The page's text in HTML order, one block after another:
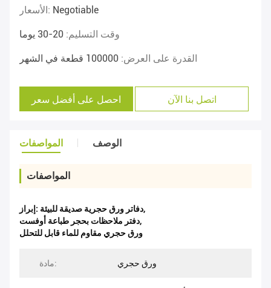
الأسعار: Negotiable
وقت التسليم: 20-30 يوما
القدرة على العرض: 100000 قطعة في الشهر
احصل على أفضل سعر اتصل بنا الآن
المواصفات الوصف
المواصفات
إبراز: دفاتر ورق حجرية صديقة للبيئة,
دفتر ملاحظات بحجر طباعة أوفست,
ورق حجري مقاوم للماء قابل للتحلل
مادة: ورق حجري